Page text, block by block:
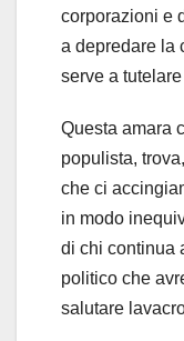
corporazioni e
a depredare la
serve a
Questa amara
populista,
che ci
in modo
di chi continua
politico che
salutare